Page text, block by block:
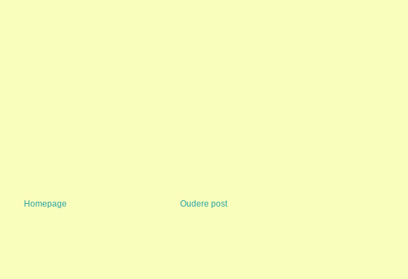
Oudere post
Homepage